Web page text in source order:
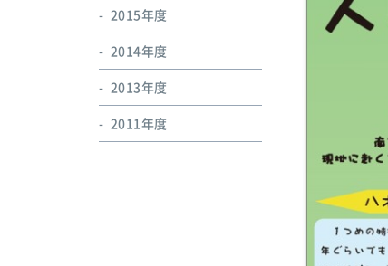
2015年度
2014年度
2013年度
2011年度